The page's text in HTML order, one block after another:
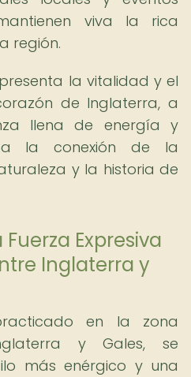
viva la rica
región.
la vitalidad y el
de Inglaterra, a
llena de energía y
la conexión de la
y la historia de
Fuerza Expresiva
Inglaterra y
en la zona
y Gales, se
más enérgico y una